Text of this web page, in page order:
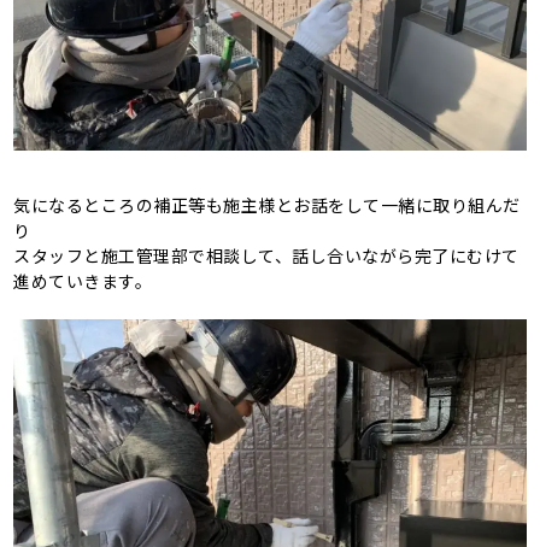
気になるところの補正等も施主様とお話をして一緒に取り組んだ
り
スタッフと施工管理部で相談して、話し合いながら完了にむけて
進めていきます。